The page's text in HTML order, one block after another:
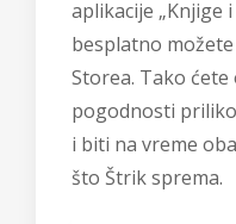
aplikacije „Knjige
besplatno
Storea. Tako
pogodnosti
i biti na vreme
što Štrik sprema.